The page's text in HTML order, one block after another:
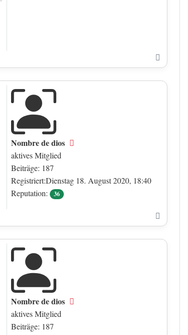
Nombre de dios
aktives Mitglied
Beiträge: 187
Registriert:Dienstag 18. August 2020, 18:40
Reputation:
36
Nombre de dios
aktives Mitglied
Beiträge: 187